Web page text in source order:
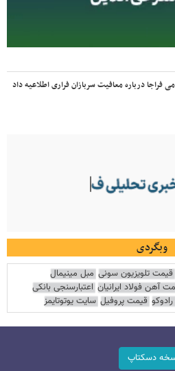
فراجا درباره معافیت سربازان فراری اطلاعیه داد
وبگردی
قیمت تلویزیون سونی مبل مینیمال
آهن فولاد ایرانیان اعتبارسنجی بانکی
قیمت پروفیل سایت یوتوتایمز
دسکتاپ